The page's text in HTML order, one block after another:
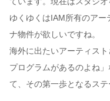
ゆくゆくはIAM所有のア
ナ物件が欲しいですね。
海外に出たいアーティス
プログラムがあるのよね
て、その第一歩となるス